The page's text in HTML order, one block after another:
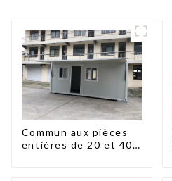
Commun aux pièces
entières de 20 et 40